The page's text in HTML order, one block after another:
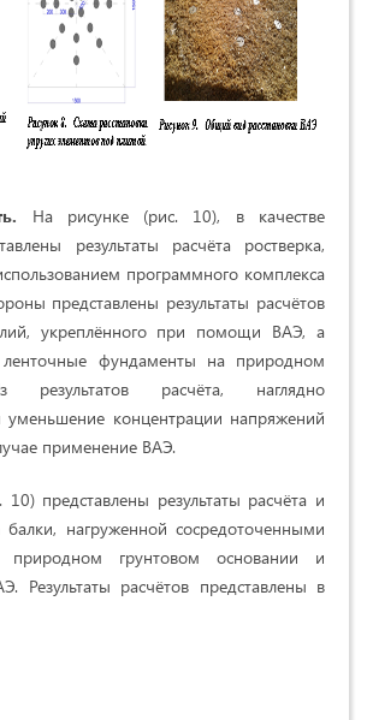
На рисунке (рис. 10), в качестве
результаты расчёта ростверка,
программного комплекса
представлены результаты расчётов
укреплённого при помощи ВАЭ, а
фундаменты на природном
результатов расчёта, наглядно
уменьшение концентрации напряжений
применение ВАЭ.
представлены результаты расчёта и
балки, нагруженной сосредоточенными
природном грунтовом основании и
Результаты расчётов представлены в